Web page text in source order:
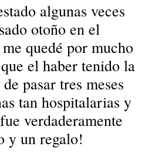
algunas veces
otoño en el
quedé por mucho
el haber tenido la
pasar tres meses
tan hospitalarias y
verdaderamente
y un regalo!